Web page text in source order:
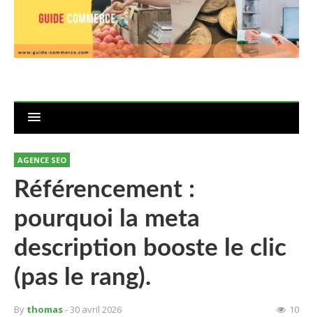
AGENCE SEO
Référencement :
pourquoi la meta
description booste le clic
(pas le rang).
By thomas- 30 avril 2026 10